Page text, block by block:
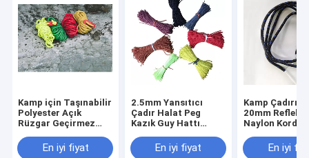
Kamp için Taşınabilir
Polyester Açık
Rüzgar Geçirmez
HalatıEn iyi fiyat
2.5mm Yansıtıcı
Çadır Halat Peg
Kazık Guy Hattı
En iyi fiyat
Kamp Çadırı
20mm
Naylon
En iyi